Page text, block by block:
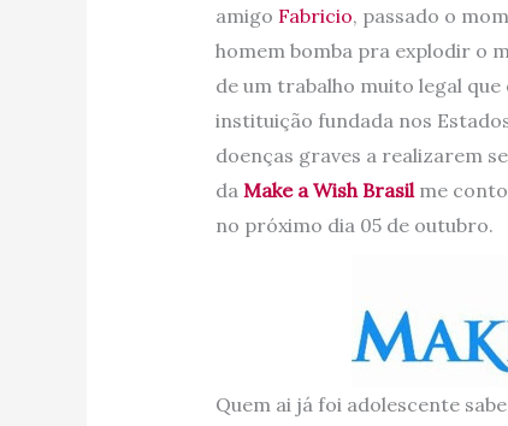
amigo Fabricio, passado o
homem bomba pra explodir o
de um trabalho muito legal
instituição fundada nos
doenças graves a realizarem
da Make a Wish Brasilme
no próximo dia 05 de outubro.
Quem ai já foi adolescente